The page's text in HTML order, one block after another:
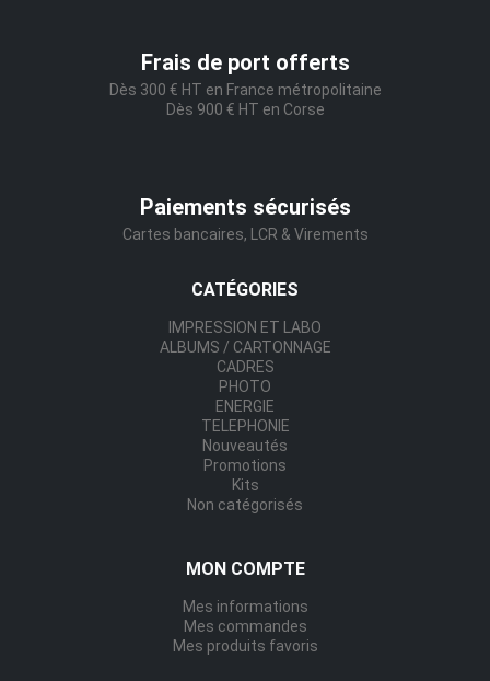
Frais de port offerts
Dès 300 € HT en France métropolitaine
Dès 900 € HT en Corse
Paiements sécurisés
Cartes bancaires, LCR & Virements
CATÉGORIES
IMPRESSION ET LABO
ALBUMS / CARTONNAGE
CADRES
PHOTO
ENERGIE
TELEPHONIE
Nouveautés
Promotions
Kits
Non catégorisés
MON COMPTE
Mes informations
Mes commandes
Mes produits favoris